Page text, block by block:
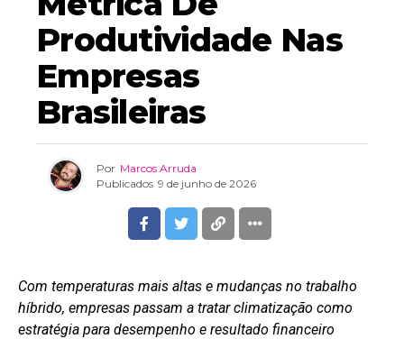
Produtividade Nas
Empresas
Brasileiras
Por Marcos Arruda
Publicados 9 de junho de 2026
Com temperaturas mais altas e mudanças no trabalho
híbrido, empresas passam a tratar climatização como
estratégia para desempenho e resultado financeiro